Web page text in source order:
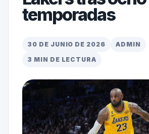
temporadas
30 DE JUNIO DE 2026
ADMIN
3 MIN DE LECTURA